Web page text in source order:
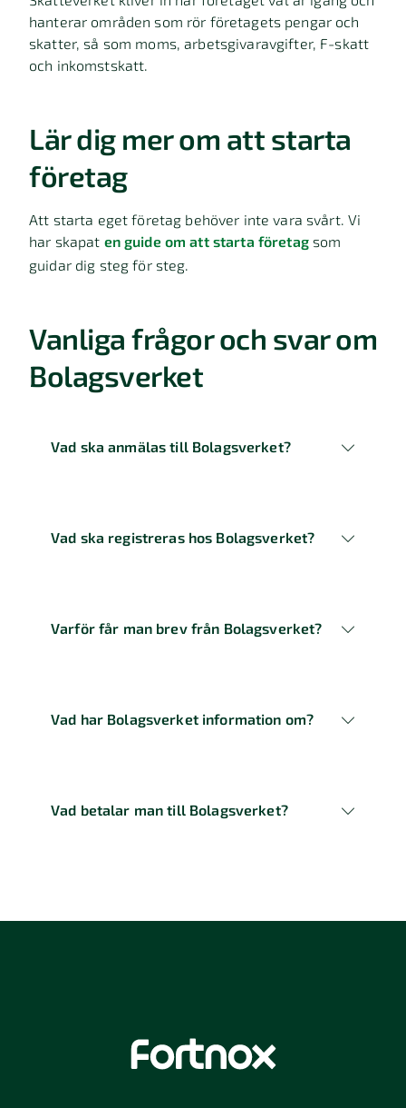
hanterar områden som rör företagets pengar och
skatter, så som moms, arbetsgivaravgifter, F-skatt
och inkomstskatt.
Lär dig mer om att starta
företag
Att starta eget företag behöver inte vara svårt. Vi
har skapat en guide om att starta företagsom
guidar dig steg för steg.
Vanliga frågor och svar om
Bolagsverket
Vad ska anmälas till Bolagsverket?
Vad ska registreras hos Bolagsverket?
Varför får man brev från Bolagsverket?
Vad har Bolagsverket information om?
Vad betalar man till Bolagsverket?